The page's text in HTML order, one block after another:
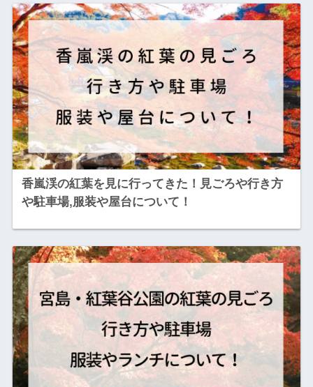
香嵐渓の紅葉を見に行ってきた！見ごろや行き方
や駐車場,服装や屋台について！